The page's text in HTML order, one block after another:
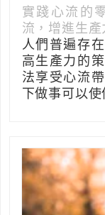
實踐心流的
流，增進生
人們普遍存
高生產力的
法享受心流
下做事可以